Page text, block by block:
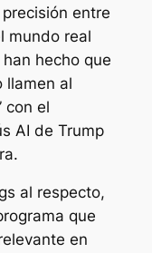
entre
mundo real
hecho que
llamen al
con el
AI de Trump
al respecto,
que
en